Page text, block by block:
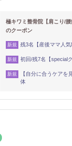
極キワミ整骨院【肩こり/
のクーポン
新規 残3名【産後ママ人
新規 初回/残7名【special
新規
【自分に合うケア
体